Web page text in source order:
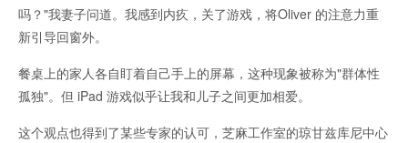
吗？"我妻子问道。我感到内疚，关了游戏，将Oliver 的注意力重
新引导回窗外。
餐桌上的家人各自盯着自己手上的屏幕，这种现象被称为"群体性
孤独"。但 iPad 游戏似乎让我和儿子之间更加相爱。
这个观点也得到了某些专家的认可，芝麻工作室的琼甘兹库尼中心